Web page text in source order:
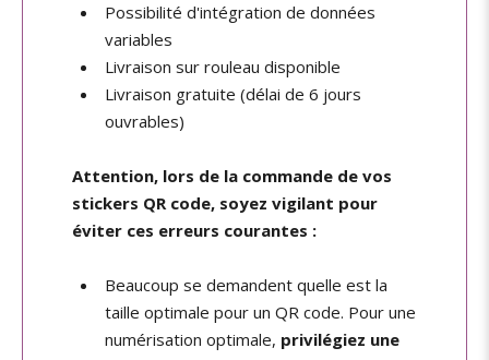
Possibilité d'intégration de données
variables
Livraison sur rouleau disponible
Livraison gratuite (délai de 6 jours
ouvrables)
Attention, lors de la commande de vos
stickers QR code, soyez vigilant pour
éviter ces erreurs courantes :
Beaucoup se demandent quelle est la
taille optimale pour un QR code. Pour une
numérisation optimale, privilégiez une